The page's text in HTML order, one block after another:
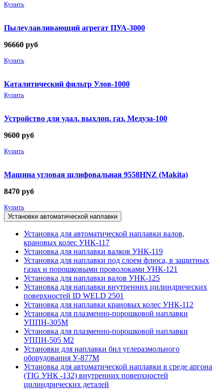
Купить
Пылеулавливающий агрегат ПУА-3000
96660 руб
Купить
Каталитический фильтр Улов-1000
Купить
Устройство для удал. выхлоп. газ. Медуза-100
9600 руб
Купить
Машина угловая шлифовальная 9558HNZ (Makita)
8470 руб
Купить
Установки автоматической наплавки
Установка для автоматической наплавки валов,
крановых колес УНК-117
Установка для наплавки валков УНК-119
Установка для наплавки под слоем флюса, в защитных
газах и порошковыми проволоками УНК-121
Установка для наплавки валов УНК-125
Установка для наплавки внутренних цилиндрических
поверхностей ID WELD 2501
Установка для наплавки крановых колес УНК-112
Установка для плазменно-порошковой наплавки
УППН-305М
Установка для плазменно-порошковой наплавки
УППН-505 М2
Установки для наплавки бил углеразмольного
оборудования У-877М
Установка для автоматической наплавки в среде аргона
(TIG УНК -132) внутренних поверхностей
цилиндрических деталей